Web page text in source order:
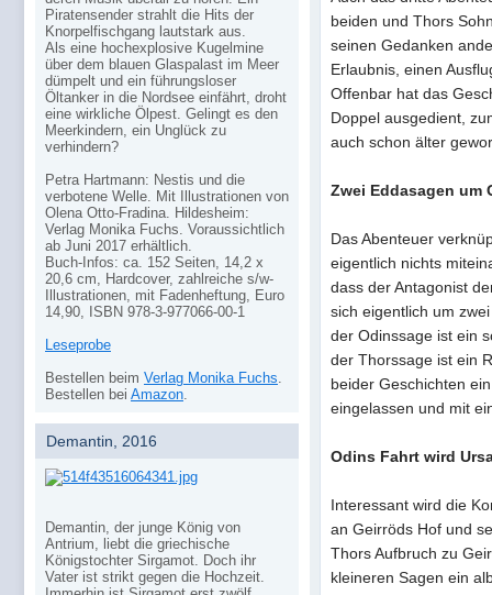
beiden und Thors
seinen Gedanken
Erlaubnis, einen
Offenbar hat das
Doppel ausgedient,
auch schon älter
Zwei Eddasagen um
Das Abenteuer
eigentlich nichts
dass der Antagonist
sich eigentlich um
der Odinssage ist ein
der Thorssage ist ein
beider Geschichten
eingelassen und mit
Odins Fahrt wird
Interessant wird die
an Geirröds Hof und
Thors Aufbruch zu
kleineren Sagen ein
Piratensender strahlt die Hits der
Knorpelfischgang lautstark aus.
Als eine hochexplosive Kugelmine
über dem blauen Glaspalast im Meer
dümpelt und ein führungsloser
Öltanker in die Nordsee einfährt, droht
eine wirkliche Ölpest. Gelingt es den
Meerkindern, ein Unglück zu
verhindern?
Petra Hartmann: Nestis und die
verbotene Welle. Mit Illustrationen von
Olena Otto-Fradina. Hildesheim:
Verlag Monika Fuchs. Voraussichtlich
ab Juni 2017 erhältlich.
Buch-Infos: ca. 152 Seiten, 14,2 x
20,6 cm, Hardcover, zahlreiche s/w-
Illustrationen, mit Fadenheftung, Euro
14,90, ISBN 978-3-977066-00-1
Leseprobe
Bestellen beim Verlag Monika Fuchs
Bestellen bei Amazon
Demantin, 2016
Demantin, der junge König von
Antrium, liebt die griechische
Königstochter Sirgamot. Doch ihr
Vater ist strikt gegen die Hochzeit.